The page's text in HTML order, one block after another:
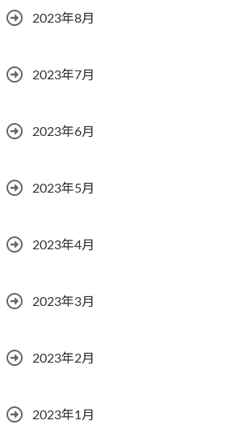
2023年8月
2023年7月
2023年6月
2023年5月
2023年4月
2023年3月
2023年2月
2023年1月